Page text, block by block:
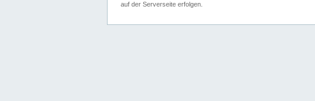
auf der Serverseite erfolgen.